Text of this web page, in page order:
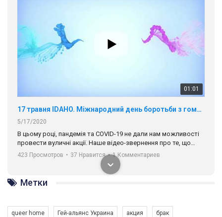
01:01
17 травня IDAHO. Міжнародний день боротьби з гомофобією трансфобією і біфобія.
5/17/2020
В цьому році, пандемія та COVІD-19 не дали нам можливості
провести вуличні акції. Наше відео-звернення про те, що
навіть коли ми у різних містах та не можемо зустрінеться, ми
разом. Ми закликаємо всіх хто поділяє цінності рівності та
солідарності, приєднатися до нас. Регіональні підрозділи
ГАУ є в 16 областях України.
Разом наш голос лунає гучніше!
423 Просмотров • 37 Нравится • 1 Комментариев
Метки
queer home Гей-альянс Украина акция брак